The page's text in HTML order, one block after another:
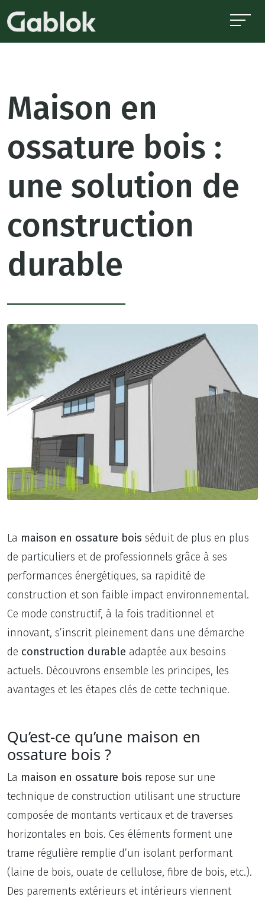
Maison en
ossature bois :
une solution de
construction
durable
La maison en ossature bois séduit de plus en plus
de particuliers et de professionnels grâce à ses
performances énergétiques, sa rapidité de
construction et son faible impact environnemental.
Ce mode constructif, à la fois traditionnel et
innovant, s’inscrit pleinement dans une démarche
de construction durable adaptée aux besoins
actuels. Découvrons ensemble les principes, les
avantages et les étapes clés de cette technique.
Qu’est-ce qu’une maison en
ossature bois ?
La maison en ossature bois repose sur une
technique de construction utilisant une structure
composée de montants verticaux et de traverses
horizontales en bois. Ces éléments forment une
trame régulière remplie d’un isolant performant
(laine de bois, ouate de cellulose, fibre de bois, etc.).
Des parements extérieurs et intérieurs viennent